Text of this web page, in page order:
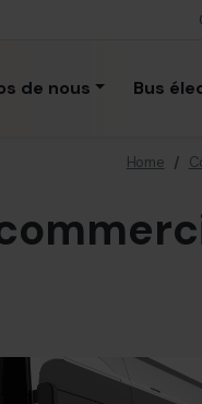
de nous Bus
Home /